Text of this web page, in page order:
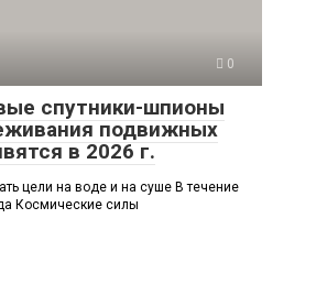
0
спутники-шпионы
подвижных
в 2026 г.
цели на воде и на суше В течение
Космические силы